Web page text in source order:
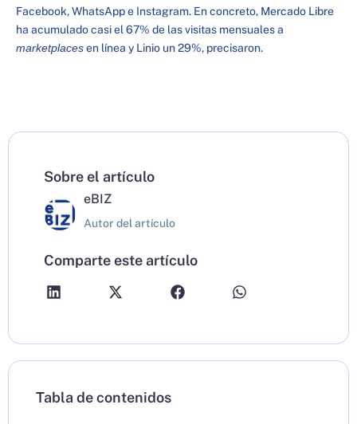
Facebook, WhatsApp e Instagram. En concreto, Mercado Libre
ha acumulado casi el 67% de las visitas mensuales a
marketplacesen línea y Linio un 29%, precisaron.
Sobre el artículo
eBIZ
Autor del artículo
Comparte este artículo
Tabla de contenidos